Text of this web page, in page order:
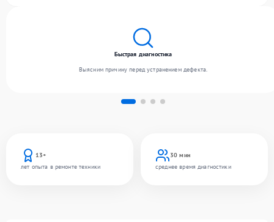
13+
лет опыта в ремонте техники
30 мин
среднее время диагностики
Быстрая диагностика
Выясним причину перед устранением дефекта.